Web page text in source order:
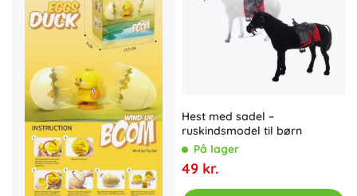
Hest med sadel –
ruskindsmodel til børn
På lager
49 kr.